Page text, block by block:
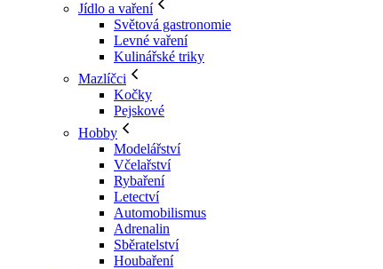
Jídlo a vaření
Světová gastronomie
Levné vaření
Kulinářské triky
Mazlíčci
Kočky
Pejskové
Hobby
Modelářství
Včelařství
Rybaření
Letectví
Automobilismus
Adrenalin
Sběratelství
Houbaření